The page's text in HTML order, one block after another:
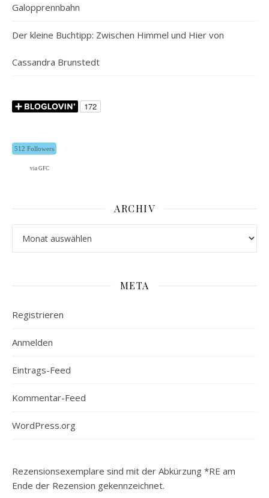
Galopprennbahn
Der kleine Buchtipp: Zwischen Himmel und Hier von
Cassandra Brunstedt
512 Followers
via GFC
ARCHIV
META
Registrieren
Anmelden
Eintrags-Feed
Kommentar-Feed
WordPress.org
Rezensionsexemplare sind mit der Abkürzung *RE am
Ende der Rezension gekennzeichnet.